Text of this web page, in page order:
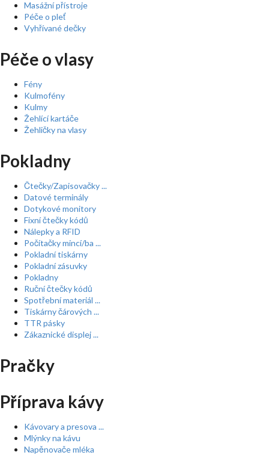
Masážní přístroje
Péče o pleť
Vyhřívané dečky
Péče o vlasy
Fény
Kulmofény
Kulmy
Žehlící kartáče
Žehličky na vlasy
Pokladny
Čtečky/Zapisovačky ...
Datové terminály
Dotykové monitory
Fixní čtečky kódů
Nálepky a RFID
Počítačky mincí/ba ...
Pokladní tiskárny
Pokladní zásuvky
Pokladny
Ruční čtečky kódů
Spotřební materiál ...
Tiskárny čárových ...
TTR pásky
Zákaznické displej ...
Pračky
Příprava kávy
Kávovary a presova ...
Mlýnky na kávu
Napěnovače mléka